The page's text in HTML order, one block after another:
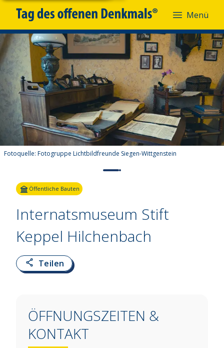
Menü
Fotoquelle: Fotogruppe Lichtbildfreunde Siegen-Wittgenstein
Öffentliche Bauten
Internatsmuseum Stift
Keppel Hilchenbach
Teilen
ÖFFNUNGSZEITEN &
KONTAKT